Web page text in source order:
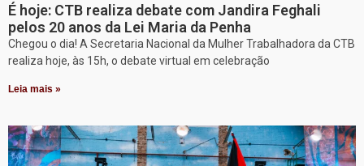
É hoje: CTB realiza debate com Jandira Feghali
pelos 20 anos da Lei Maria da Penha
Chegou o dia! A Secretaria Nacional da Mulher Trabalhadora da CTB
realiza hoje, às 15h, o debate virtual em celebração
Leia mais »